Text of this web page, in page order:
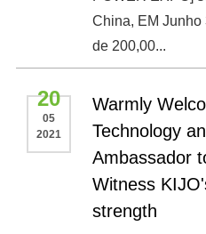
China, EM Junho
de 200,00...
20
05
2021
Warmly
Technology
Ambassador
Witness
strength